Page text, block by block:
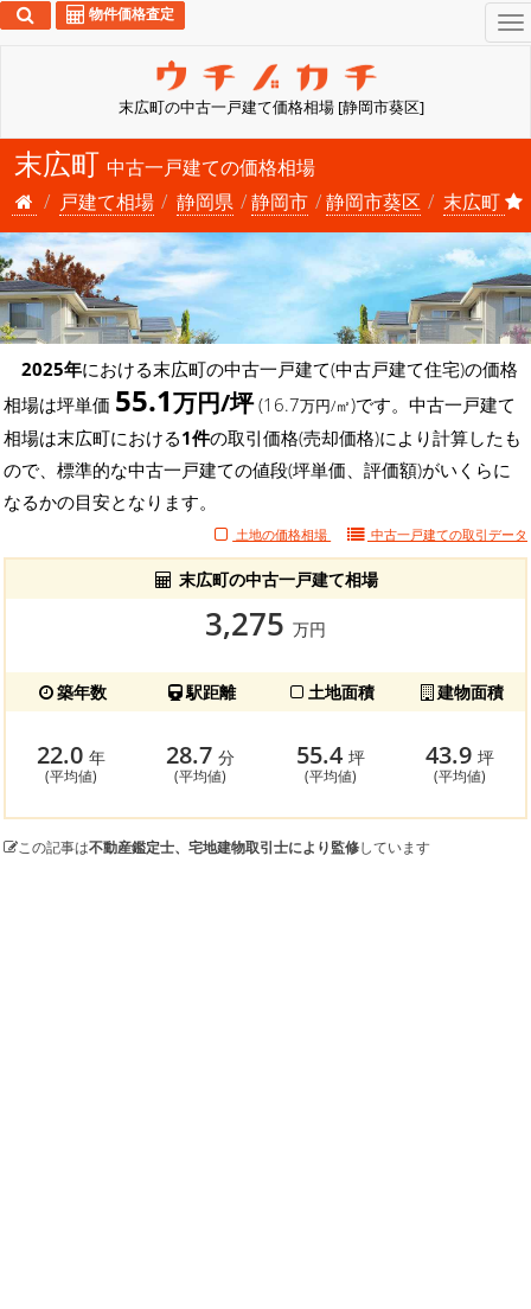
末広町の中古一戸建て価格相場 [静岡市葵区]
物件価格査定
末広町 中古一戸建ての価格相場
戸建て相場
静岡県 静岡市 静岡市葵区 末広町
2025年における末広町の中古一戸建て(中古戸建て住宅)の価格
相場は坪単価 55.1万円/坪(16.7万円/㎡)です。中古一戸建て
相場は末広町における1件の取引価格(売却価格)により計算したも
ので、標準的な中古一戸建ての値段(坪単価、評価額)がいくらに
なるかの目安となります。
土地の価格相場 中古一戸建ての取引データ
末広町の中古一戸建て相場
3,275 万円
築年数 駅距離 土地面積 建物面積
22.0 年
(平均値)
28.7分
(平均値)
55.4 坪
(平均値)
43.9坪
(平均値)
この記事は不動産鑑定士、宅地建物取引士により監修しています